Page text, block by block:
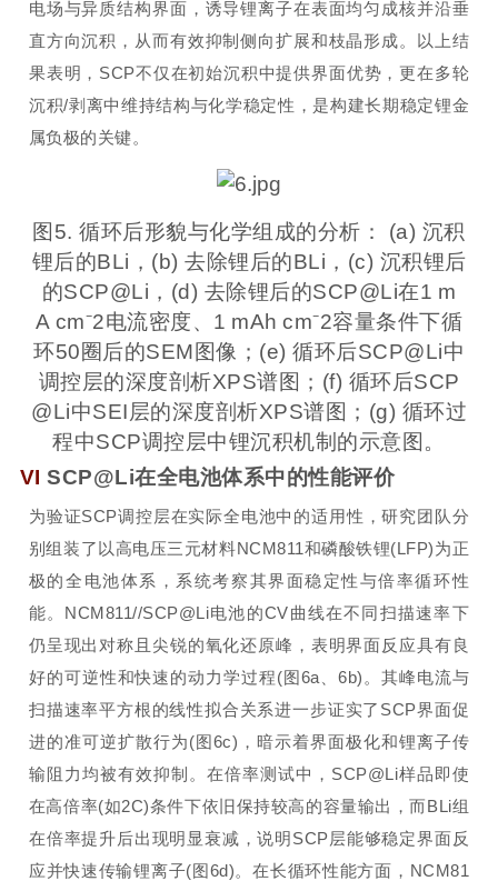
电场与异质结构界面，诱导锂离子在表面均匀成核并沿垂
直方向沉积，从而有效抑制侧向扩展和枝晶形成。以上结
果表明，SCP不仅在初始沉积中提供界面优势，更在多轮
沉积/剥离中维持结构与化学稳定性，是构建长期稳定锂金
属负极的关键。
图5. 循环后形貌与化学组成的分析： (a) 沉积
锂后的BLi，(b) 去除锂后的BLi，(c) 沉积锂后
的SCP@Li，(d) 去除锂后的SCP@Li在1 m
A cm⁻2电流密度、1 mAh cm⁻2容量条件下循
环50圈后的SEM图像；(e) 循环后SCP@Li中
调控层的深度剖析XPS谱图；(f) 循环后SCP
@Li中SEI层的深度剖析XPS谱图；(g) 循环过
程中SCP调控层中锂沉积机制的示意图。
VI SCP@Li在全电池体系中的性能评价
为验证SCP调控层在实际全电池中的适用性，研究团队分
别组装了以高电压三元材料NCM811和磷酸铁锂(LFP)为正
极的全电池体系，系统考察其界面稳定性与倍率循环性
能。NCM811//SCP@Li电池的CV曲线在不同扫描速率下
仍呈现出对称且尖锐的氧化还原峰，表明界面反应具有良
好的可逆性和快速的动力学过程(图6a、6b)。其峰电流与
扫描速率平方根的线性拟合关系进一步证实了SCP界面促
进的准可逆扩散行为(图6c)，暗示着界面极化和锂离子传
输阻力均被有效抑制。在倍率测试中，SCP@Li样品即使
在高倍率(如2C)条件下依旧保持较高的容量输出，而BLi组
在倍率提升后出现明显衰减，说明SCP层能够稳定界面反
应并快速传输锂离子(图6d)。在长循环性能方面，NCM81